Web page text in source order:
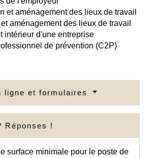
et aménagement des lieux de travail
aménagement des lieux de travail
intérieur d'une entreprise
de prévention (C2P)
ligne et formulaires
Réponses !
surface minimale pour le poste de